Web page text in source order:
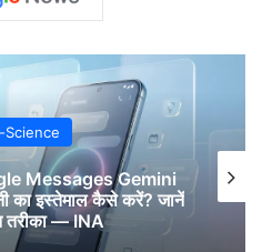
Science
Messages Gemini
का इस्तेमाल कैसे करें? जानें
— INA